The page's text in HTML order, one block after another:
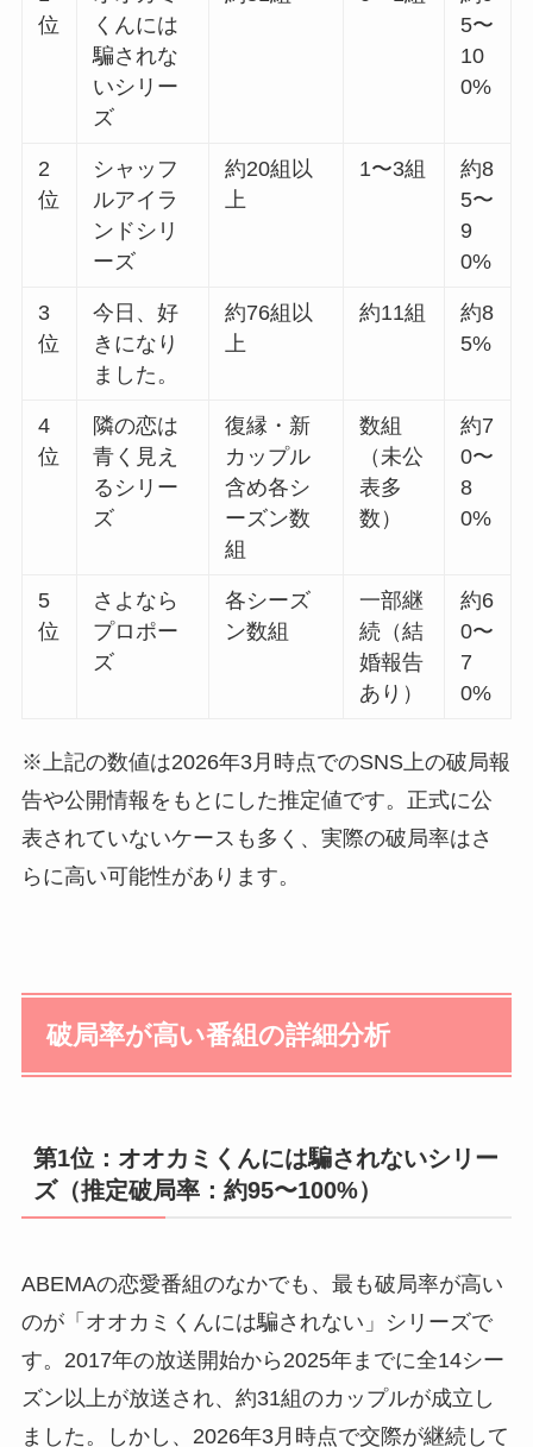
位
くんには
騙されな
いシリー
ズ
5〜
10
0%
2
位
シャッフ
ルアイラ
ンドシリ
ーズ
約20組以
上
1〜3組
約8
5〜
9
0%
3
位
今日、好
きになり
ました。
約76組以
上
約11組
約8
5%
4
位
隣の恋は
青く見え
るシリー
ズ
復縁・新
カップル
含め各シ
ーズン数
組
数組
（未公
表多
数）
約7
0〜
8
0%
5
位
さよなら
プロポー
ズ
各シーズ
ン数組
一部継
続（結
婚報告
あり）
約6
0〜
7
0%
※上記の数値は2026年3月時点でのSNS上の破局報
告や公開情報をもとにした推定値です。正式に公
表されていないケースも多く、実際の破局率はさ
らに高い可能性があります。
破局率が高い番組の詳細分析
第1位：オオカミくんには騙されないシリー
ズ（推定破局率：約95〜100%）
ABEMAの恋愛番組のなかでも、最も破局率が高い
のが「オオカミくんには騙されない」シリーズで
す。2017年の放送開始から2025年までに全14シー
ズン以上が放送され、約31組のカップルが成立し
ました。しかし、2026年3月時点で交際が継続して